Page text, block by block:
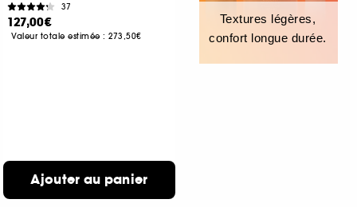
37
127,00€
Valeur totale estimée :273,50€
Ajouter au panier
Textures légères,
confort longue durée.